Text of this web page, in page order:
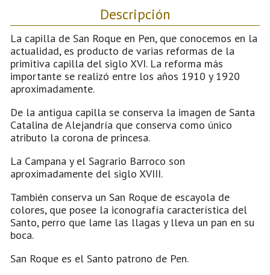
Descripción
La capilla de San Roque en Pen, que conocemos en la
actualidad, es producto de varias reformas de la
primitiva capilla del siglo XVI. La reforma más
importante se realizó entre los años 1910 y 1920
aproximadamente.
De la antigua capilla se conserva la imagen de Santa
Catalina de Alejandría que conserva como único
atributo la corona de princesa.
La Campana y el Sagrario Barroco son
aproximadamente del siglo XVIII.
También conserva un San Roque de escayola de
colores, que posee la iconografía característica del
Santo, perro que lame las llagas y lleva un pan en su
boca.
San Roque es el Santo patrono de Pen.